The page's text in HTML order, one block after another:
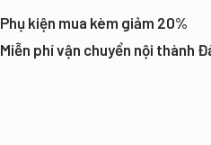
Phụ kiện mua kèm giảm 20%
Miễn phí vận chuyển nội thành